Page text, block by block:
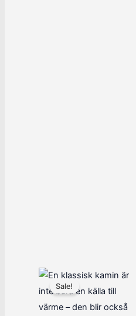
Sale!